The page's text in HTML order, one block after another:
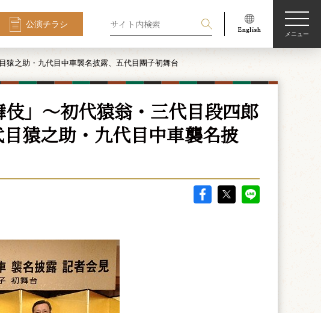
公演チラシ
メニュー
猿之助・九代目中車襲名披露、五代目團子初舞台
」～初代猿翁・三代目段四郎
猿之助・九代目中車襲名披